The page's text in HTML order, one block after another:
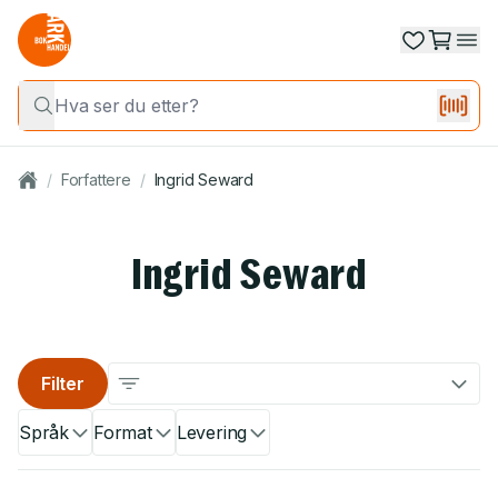
/ Forfattere / Ingrid Seward
Ingrid Seward
Språk Format Levering
Filter